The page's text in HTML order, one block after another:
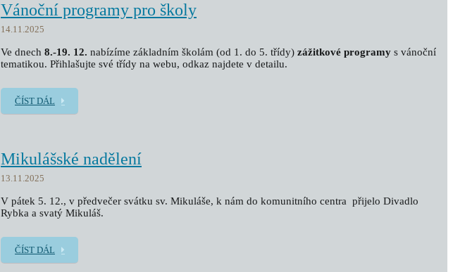
Vánoční programy pro školy
14.11.2025
Ve dnech 8.-19. 12. nabízíme základním školám (od 1. do 5. třídy) zážitkové programy s vánoční
tematikou. Přihlašujte své třídy na webu, odkaz najdete v detailu.
ČÍST DÁL
Mikulášské nadělení
13.11.2025
V pátek 5. 12., v předvečer svátku sv. Mikuláše, k nám do komunitního centra přijelo Divadlo
Rybka a svatý Mikuláš.
ČÍST DÁL